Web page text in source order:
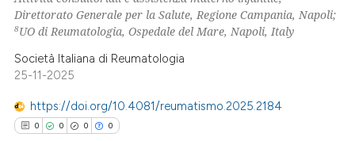
describing whether
mentions, or contrasts
claim, and a label
in which section the
was made.
Direttorato Generale per la Salute, Regione Campania, Napoli;
8UO di Reumatologia, Ospedale del Mare, Napoli, Italy
Società Italiana di Reumatologia
25-11-2025
https://doi.org/10.4081/reumatismo.2025.2184
0 0 0 0